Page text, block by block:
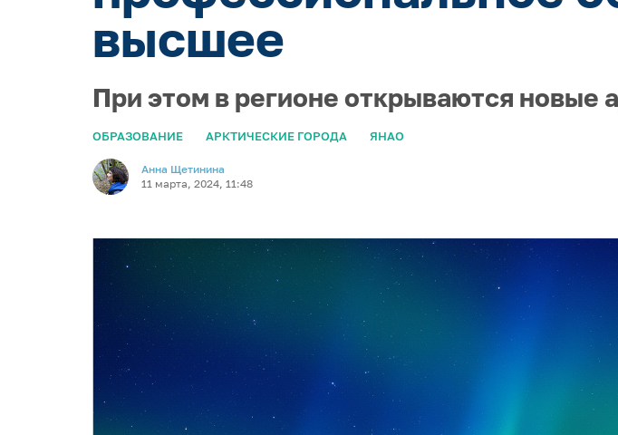
высшее
При этом в регионе открываются новые
ОБРАЗОВАНИЕ АРКТИЧЕСКИЕ ГОРОДА ЯНАО
Анна Щетинина
11 марта, 2024, 11:48